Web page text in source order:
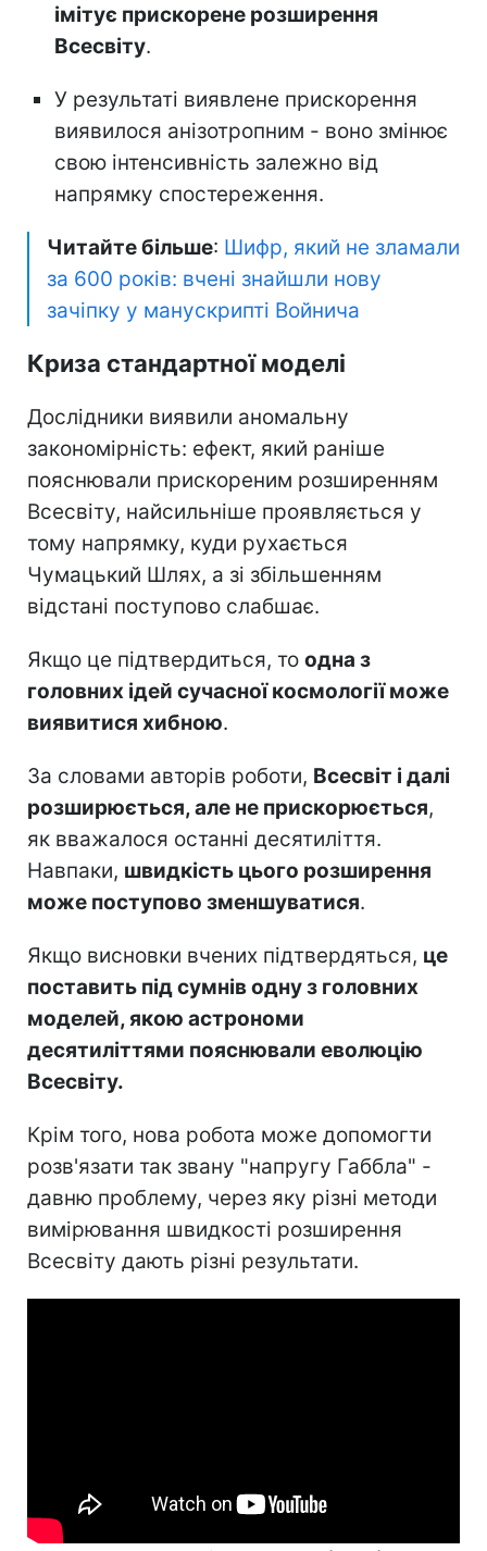
імітує прискорене розширення
Всесвіту.
У результаті виявлене прискорення
виявилося анізотропним - воно змінює
свою інтенсивність залежно від
напрямку спостереження.
Читайте більше: Шифр, який не зламали
за 600 років: вчені знайшли нову
зачіпку у манускрипті Войнича
Криза стандартної моделі
Дослідники виявили аномальну
закономірність: ефект, який раніше
пояснювали прискореним розширенням
Всесвіту, найсильніше проявляється у
тому напрямку, куди рухається
Чумацький Шлях, а зі збільшенням
відстані поступово слабшає.
Якщо це підтвердиться, то одна з
головних ідей сучасної космології може
виявитися хибною.
За словами авторів роботи, Всесвіт і далі
розширюється, але не прискорюється,
як вважалося останні десятиліття.
Навпаки, швидкість цього розширення
може поступово зменшуватися.
Якщо висновки вчених підтвердяться, це
поставить під сумнів одну з головних
моделей, якою астрономи
десятиліттями пояснювали еволюцію
Всесвіту.
Крім того, нова робота може допомогти
розв'язати так звану "напругу Габбла" -
давню проблему, через яку різні методи
вимірювання швидкості розширення
Всесвіту дають різні результати.